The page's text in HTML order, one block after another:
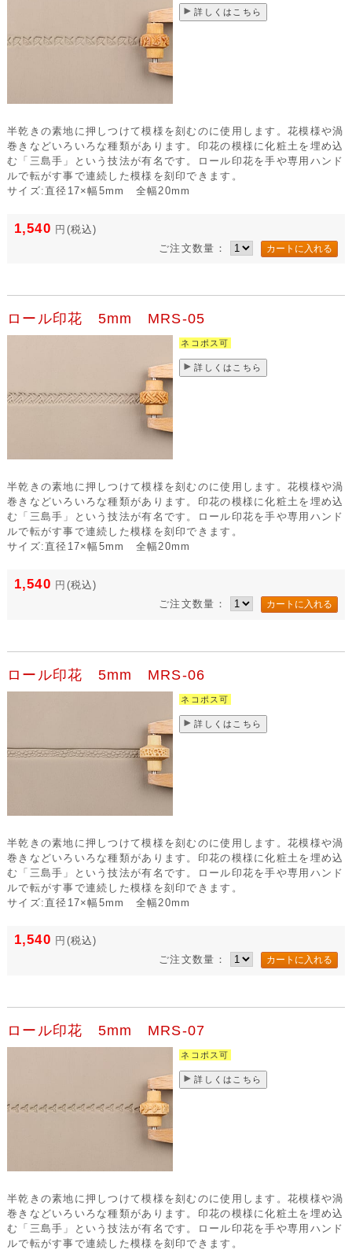
詳しくはこちら
半乾きの素地に押しつけて模様を刻むのに使用します。花模様や渦
巻きなどいろいろな種類があります。印花の模様に化粧土を埋め込
む「三島手」という技法が有名です。ロール印花を手や専用ハンド
ルで転がす事で連続した模様を刻印できます。
サイズ:直径17×幅5mm 全幅20mm
1,540 円 (税込)
ご注文数量：
ロール印花 5mm MRS-05
ネコポス可
詳しくはこちら
半乾きの素地に押しつけて模様を刻むのに使用します。花模様や渦
巻きなどいろいろな種類があります。印花の模様に化粧土を埋め込
む「三島手」という技法が有名です。ロール印花を手や専用ハンド
ルで転がす事で連続した模様を刻印できます。
サイズ:直径17×幅5mm 全幅20mm
1,540 円 (税込)
ご注文数量：
ロール印花 5mm MRS-06
ネコポス可
詳しくはこちら
半乾きの素地に押しつけて模様を刻むのに使用します。花模様や渦
巻きなどいろいろな種類があります。印花の模様に化粧土を埋め込
む「三島手」という技法が有名です。ロール印花を手や専用ハンド
ルで転がす事で連続した模様を刻印できます。
サイズ:直径17×幅5mm 全幅20mm
1,540 円 (税込)
ご注文数量：
ロール印花 5mm MRS-07
ネコポス可
詳しくはこちら
半乾きの素地に押しつけて模様を刻むのに使用します。花模様や渦
巻きなどいろいろな種類があります。印花の模様に化粧土を埋め込
む「三島手」という技法が有名です。ロール印花を手や専用ハンド
ルで転がす事で連続した模様を刻印できます。